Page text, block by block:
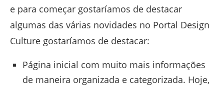
e para começar gostaríamos de destacar
algumas das várias novidades no Portal Design
Culture gostaríamos de destacar:
Página inicial com muito mais informações
de maneira organizada e categorizada. Hoje,